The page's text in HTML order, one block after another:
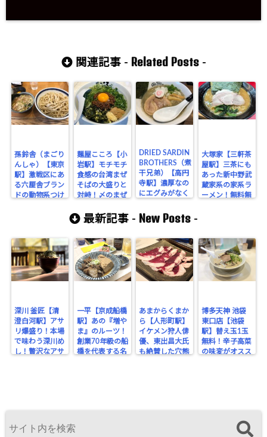
関連記事 - Related Posts-
孫鈴舎（まごり
んしゃ）【東京
駅】激戦区にあ
る六厘舎ブラン
ドの動物系つけ
麺屋こころ【小
岩駅】モチモチ
食感の台湾まぜ
そばの大盛りと
対峙！〆のまぜ
きだ！
DRIED SARDIN
BROTHERS（煮
干兄弟）【高円
寺駅】濃厚なの
にエグみがなく
煮干ラーメンを
シバく！
大塚家【三軒茶
屋駅】三茶にも
あった新中野武
蔵家系の家系ラ
ーメン！無料無
最新記事 - New Posts -
深川 釜匠【清
澄白河駅】アサ
リ爆盛り！本場
で味わう深川め
し！贅沢なアサ
一平【京成船橋
駅】あの『増や
ま』のルーツ！
創業70年級の船
橋を代表する名
あまからくまか
ら【人形町駅】
イケメン狩人俳
優、東出昌大氏
も絶賛した穴熊
博多天神 池袋
東口店【池袋
駅】替え玉1玉
無料！辛子高菜
の味変がオスス